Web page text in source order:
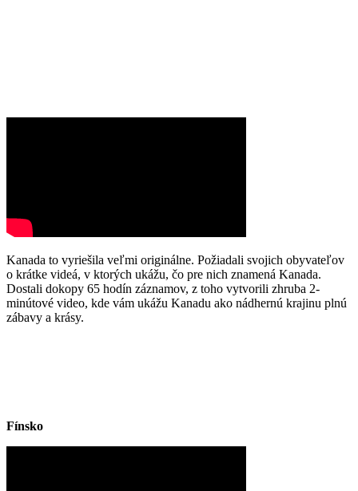
Kanada to vyriešila veľmi originálne. Požiadali svojich obyvateľov
o krátke videá, v ktorých ukážu, čo pre nich znamená Kanada.
Dostali dokopy 65 hodín záznamov, z toho vytvorili zhruba 2-
minútové video, kde vám ukážu Kanadu ako nádhernú krajinu plnú
zábavy a krásy.
Fínsko